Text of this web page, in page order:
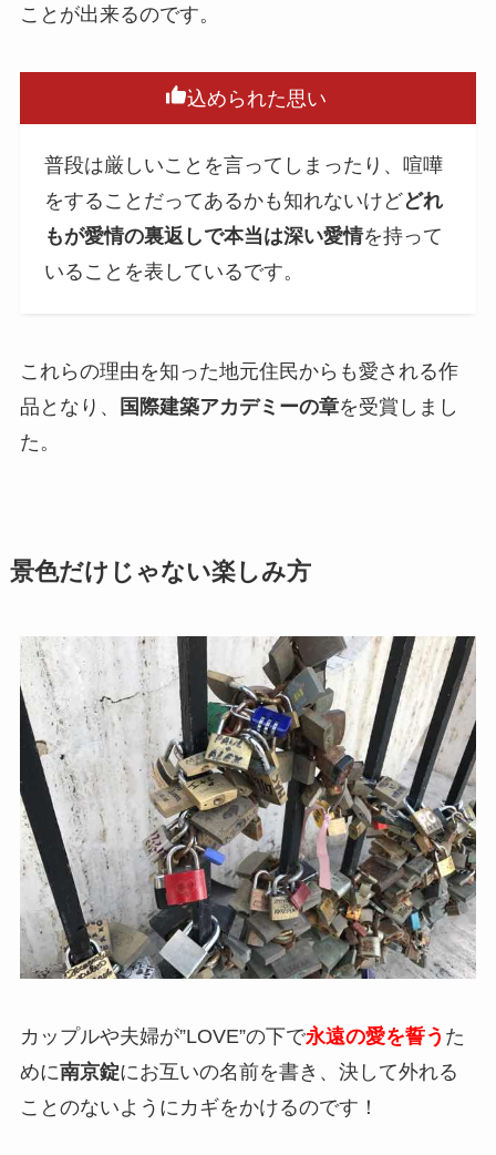
ことが出来るのです。
込められた思い
普段は厳しいことを言ってしまったり、喧嘩
をすることだってあるかも知れないけどどれ
もが愛情の裏返しで本当は深い愛情を持って
いることを表しているです。
これらの理由を知った地元住民からも愛される作
品となり、
国際建築アカデミーの章を受賞しまし
た。
景色だけじゃない楽しみ方
カップルや夫婦が”LOVE”の下で永遠の愛を誓う た
めに南京錠にお互いの名前を書き、決して外れる
ことのないようにカギをかけるのです！